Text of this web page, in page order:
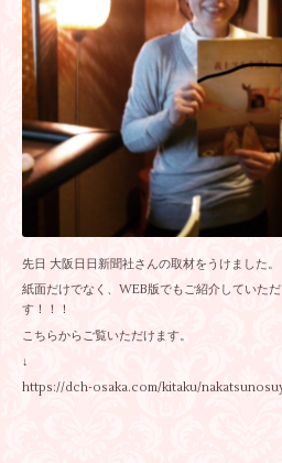
先日 大阪日日新聞社さんの取材をうけました。
紙面だけでなく、WEB版でもご紹介していた
す！！！
こちらからご覧いただけます。
↓
https://dch-osaka.com/kitaku/